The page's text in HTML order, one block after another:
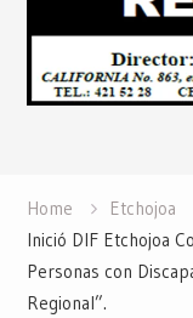
Home
Etchojoa
Inició DIF Etchojoa
Personas con
Regional”.